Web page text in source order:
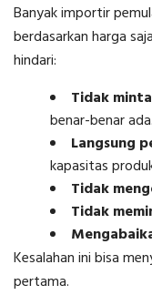
Banyak importir
berdasarkan harga
hindari:
Tidak
benar-benar ada.
Langsung
kapasitas
Tidak
Tidak
Kesalahan ini bisa
pertama.